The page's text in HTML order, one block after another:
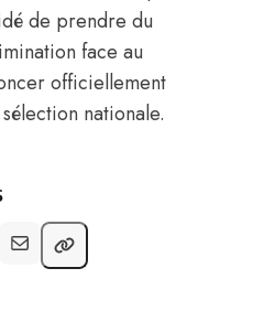
de prendre du
face au
officiellement
nationale.